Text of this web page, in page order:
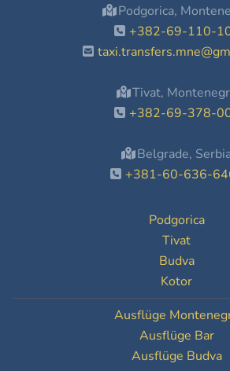
Podgorica,
+382-69-110-
Tivat,
+382-69-378-
Belgrade,
+381-60-636-
Podgorica
Tivat
Budva
Kotor
Ausflüge
Ausflüge Bar
Ausflüge Budva